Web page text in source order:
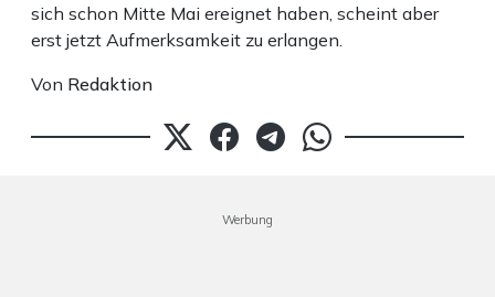
sich schon Mitte Mai ereignet haben, scheint aber
erst jetzt Aufmerksamkeit zu erlangen.
Von Redaktion
Werbung